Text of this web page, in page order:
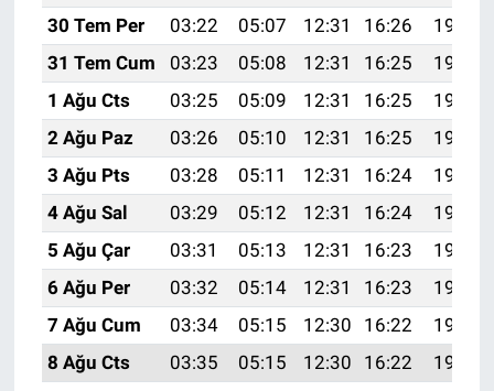
30 Tem Per
03:22 05:07 12:31 16:26
19:45
31 Tem Cum
03:23 05:08 12:31 16:25
19:44
1 Ağu Cts
03:25 05:09 12:31 16:25
19:43
2 Ağu Paz
03:26 05:10 12:31 16:25
19:42
3 Ağu Pts
03:28 05:11 12:31 16:24
19:41
4 Ağu Sal
03:29 05:12 12:31 16:24
19:40
5 Ağu Çar
03:31 05:13 12:31 16:23
19:39
6 Ağu Per
03:32 05:14 12:31 16:23
19:38
7 Ağu Cum
03:34 05:15 12:30 16:22
19:36
8 Ağu Cts
03:35 05:15 12:30 16:22
19:35